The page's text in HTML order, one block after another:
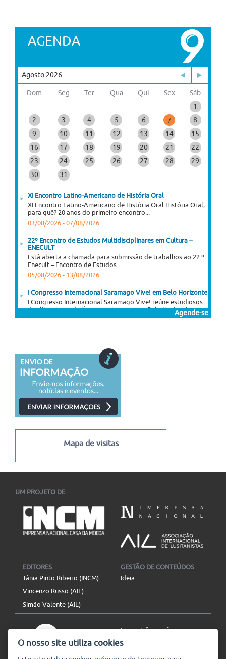
AGENDA
Agosto 2026
Dom Seg Ter Qua Qui Sex
Sáb
1
2
3 4 5 6 7
8
9
10 11 12 13 14
15
16
17 18 19 20 21
22
23
24 25 26 27 28
29
30
31
XI Encontro Latino-Americano de História Oral
XI Encontro Latino-Americano de História Oral História Oral,
para quê? 20 anos do primeiro encontro...
03/08/2026 - 07/08/2026
22º Encontro de Estudos Multidisciplinares em Cultura –
ENECULT
Está aberta a chamada para submissão de trabalhos ao 22.º
Enecult – Encontro de Estudos...
05/08/2026 - 13/08/2026
I Congresso Internacional Saramago Vive! em Belo Horizonte
I Congresso Internacional Saramago Vive! reúne estudiosos
das literaturas de língua portuguesa em Belo Horizonte...
06/07/2026-30/11/2026
Agende-se
Mapa de visitas
UM PROJETO DE
EDITORES
Tânia Pinto Ribeiro (INCM)
Vincenzo Russo (AIL)
Simão Valente (AIL)
GESTÃO DE CONTEÚDOS
Ideia
Enviar Informação
Aviso Legal
Mapa do site
O nosso site utiliza cookies